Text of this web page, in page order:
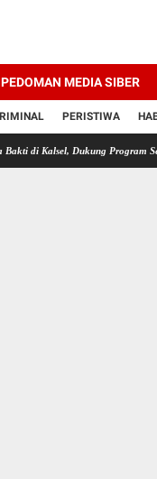
PEDOMAN MEDIA SIBER
PERISTIWA
Dukung Program Sekolah Rakyat